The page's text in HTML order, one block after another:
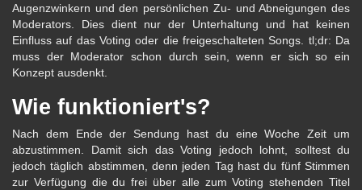
Augenzwinkern und den persönlichen Zu- und Abneigungen des
Moderators. Dies dient nur der Unterhaltung und hat keinen
Einfluss auf das Voting oder die freigeschalteten Songs. tl;dr: Da
muss der Moderator schon durch sein, wenn er sich so ein
Konzept ausdenkt.
Wie funktioniert's?
Nach dem Ende der Sendung hast du eine Woche Zeit um
abzustimmen. Damit sich das Voting jedoch lohnt, solltest du
jedoch täglich abstimmen, denn jeden Tag hast du fünf Stimmen
zur Verfügung die du frei über alle zum Voting stehenden Titel